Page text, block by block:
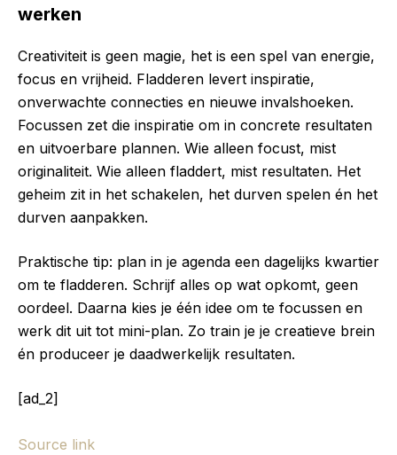
werken
Creativiteit is geen magie, het is een spel van energie,
focus en vrijheid. Fladderen levert inspiratie,
onverwachte connecties en nieuwe invalshoeken.
Focussen zet die inspiratie om in concrete resultaten
en uitvoerbare plannen. Wie alleen focust, mist
originaliteit. Wie alleen fladdert, mist resultaten. Het
geheim zit in het schakelen, het durven spelen én het
durven aanpakken.
Praktische tip: plan in je agenda een dagelijks kwartier
om te fladderen. Schrijf alles op wat opkomt, geen
oordeel. Daarna kies je één idee om te focussen en
werk dit uit tot mini-plan. Zo train je je creatieve brein
én produceer je daadwerkelijk resultaten.
[ad_2]
Source link